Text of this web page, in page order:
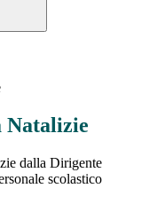
Natalizie
dalla Dirigente
scolastico